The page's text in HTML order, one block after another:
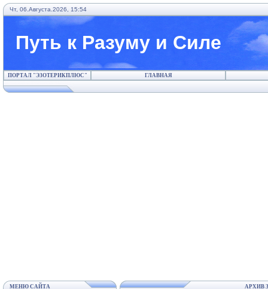
Чт, 06.Августа.2026, 15:54
Путь к Разуму и Силе
ПОРТАЛ "ЭЗОТЕРИКПЛЮС" ГЛАВНАЯ
МЕНЮ САЙТА АРХИВ